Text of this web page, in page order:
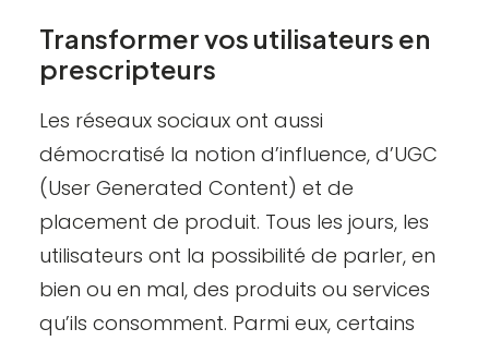
Transformer vos utilisateurs en
prescripteurs
Les réseaux sociaux ont aussi
démocratisé la notion d’influence, d’UGC
(User Generated Content) et de
placement de produit. Tous les jours, les
utilisateurs ont la possibilité de parler, en
bien ou en mal, des produits ou services
qu’ils consomment. Parmi eux, certains